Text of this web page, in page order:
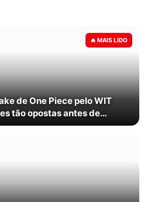
de One Piece pelo WIT
tão opostas antes de